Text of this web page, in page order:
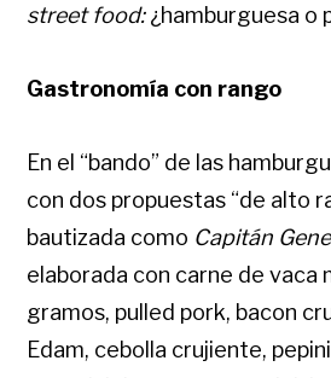
street food:¿hamburguesa o
Gastronomía con rango
En el “bando” de las
con dos propuestas “de alto
bautizada como Capitán
elaborada con carne de vaca
gramos, pulled pork, bacon
Edam, cebolla crujiente,